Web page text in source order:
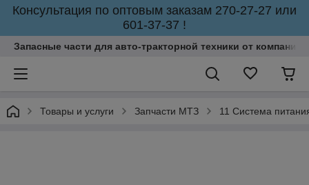
Консультация по оптовым заказам 270-27-27 или
601-37-37 !
Запасные части для авто-тракторной техники от
Товары и услуги Запчасти МТЗ 11 Система